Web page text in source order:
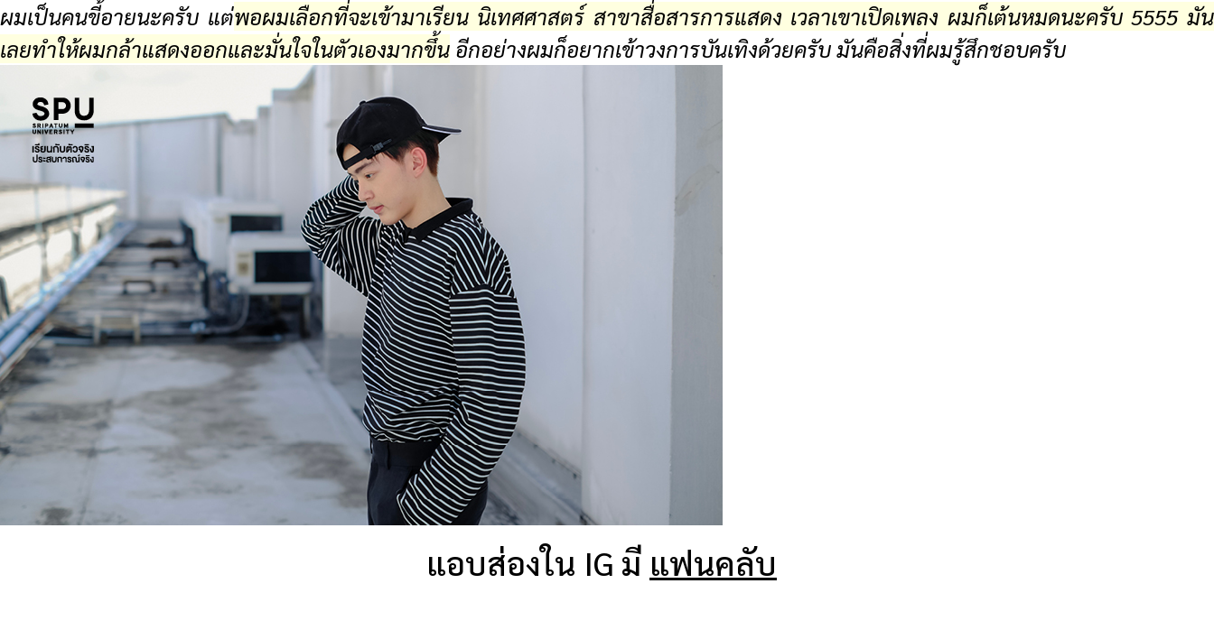
ผมเป็นคนขี้อายนะครับ แต่พอผมเลือกที่จะเข้ามาเรียน นิเทศศาสตร์ สาขาสื่อสารการแสดง เวลาเขาเปิดเพลง ผมก็เต้นหมดนะครับ 5555 มัน
เลยทำให้ผมกล้าแสดงออกและมั่นใจในตัวเองมากขึ้น อีกอย่างผมก็อยากเข้าวงการบันเทิงด้วยครับ มันคือสิ่งที่ผมรู้สึกชอบครับ
แอบส่องใน IG มี แฟนคลับ